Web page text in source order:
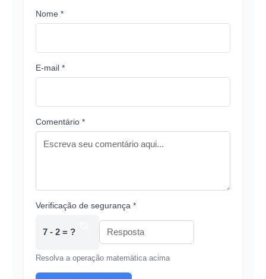
Nome *
E-mail *
Comentário *
Verificação de segurança *
7 - 2 = ?
Resolva a operação matemática acima